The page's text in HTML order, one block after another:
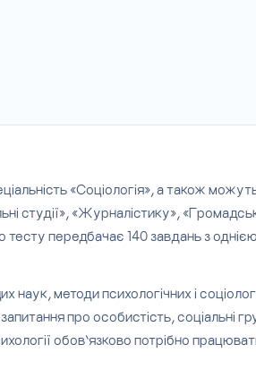
«Соціологія», а також
студії», «Журналістику»,
тесту передбачає 140 завдань з однією
наук, методи психологічних і
про особистість, соціальні
обов’язково потрібно